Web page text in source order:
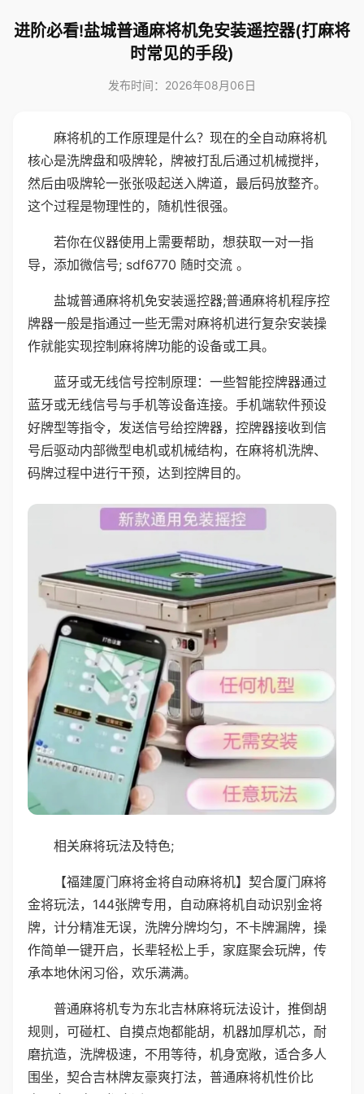
进阶必看!盐城普通麻将机免安装遥控器(打麻将
时常见的手段)
发布时间：2026年08月06日
麻将机的工作原理是什么？现在的全自动麻将机
核心是洗牌盘和吸牌轮，牌被打乱后通过机械搅拌，
然后由吸牌轮一张张吸起送入牌道，最后码放整齐。
这个过程是物理性的，随机性很强。
若你在仪器使用上需要帮助，想获取一对一指
导，添加微信号; sdf6770 随时交流 。
盐城普通麻将机免安装遥控器;普通麻将机程序控
牌器一般是指通过一些无需对麻将机进行复杂安装操
作就能实现控制麻将牌功能的设备或工具。
蓝牙或无线信号控制原理：一些智能控牌器通过
蓝牙或无线信号与手机等设备连接。手机端软件预设
好牌型等指令，发送信号给控牌器，控牌器接收到信
号后驱动内部微型电机或机械结构，在麻将机洗牌、
码牌过程中进行干预，达到控牌目的。
相关麻将玩法及特色;
【福建厦门麻将金将自动麻将机】契合厦门麻将
金将玩法，144张牌专用，自动麻将机自动识别金将
牌，计分精准无误，洗牌分牌均匀，不卡牌漏牌，操
作简单一键开启，长辈轻松上手，家庭聚会玩牌，传
承本地休闲习俗，欢乐满满。
普通麻将机专为东北吉林麻将玩法设计，推倒胡
规则，可碰杠、自摸点炮都能胡，机器加厚机芯，耐
磨抗造，洗牌极速，不用等待，机身宽敞，适合多人
围坐，契合吉林牌友豪爽打法，普通麻将机性价比